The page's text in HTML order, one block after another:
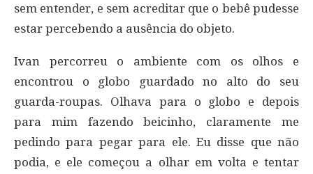
sem entender, e sem acreditar que o bebê pudesse
estar percebendo a ausência do objeto.
Ivan percorreu o ambiente com os olhos e
encontrou o globo guardado no alto do seu
guarda-roupas. Olhava para o globo e depois
para mim fazendo beicinho, claramente me
pedindo para pegar para ele. Eu disse que não
podia, e ele começou a olhar em volta e tentar